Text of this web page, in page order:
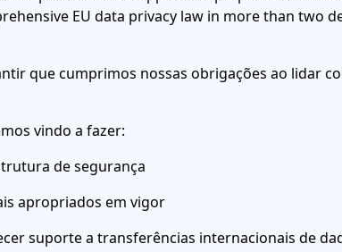
EU data privacy law in more than two
que cumprimos nossas obrigações ao lidar
vindo a fazer:
de segurança
apropriados em vigor
suporte a transferências internacionais de